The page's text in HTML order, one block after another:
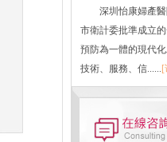
深圳怡康婦產
市衛計委批準成立
預防為一體的現代
技術、服務、信...... [